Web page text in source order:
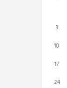
3
10
17
24